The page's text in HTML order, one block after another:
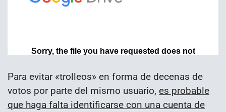
Para evitar «trolleos» en forma de decenas de
votos por parte del mismo usuario, es probable
que haga falta identificarse con una cuenta de